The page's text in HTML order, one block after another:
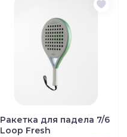
Ракетка для падела 7/6
Loop Fresh